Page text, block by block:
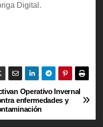
Digital.
Operativo Invernal
enfermedades y